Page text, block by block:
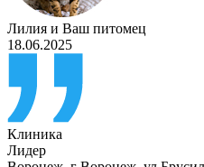
Лилия и Ваш питомец
18.06.2025
Клиника
Лидер